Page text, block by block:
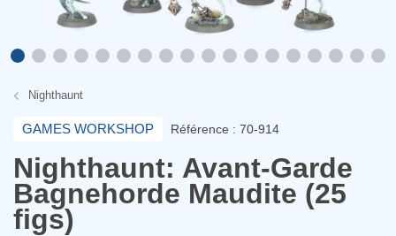
Nighthaunt
GAMES WORKSHOP Référence : 70-914
Nighthaunt: Avant-Garde
Bagnehorde Maudite (25
figs)